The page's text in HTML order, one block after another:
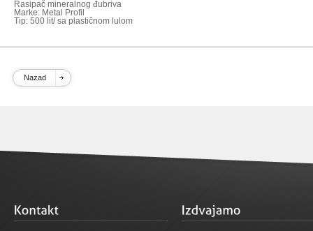
Rasipač mineralnog đubriva
Marke: Metal Profil
Tip: 500 lit/ sa plastičnom lulom
Nazad